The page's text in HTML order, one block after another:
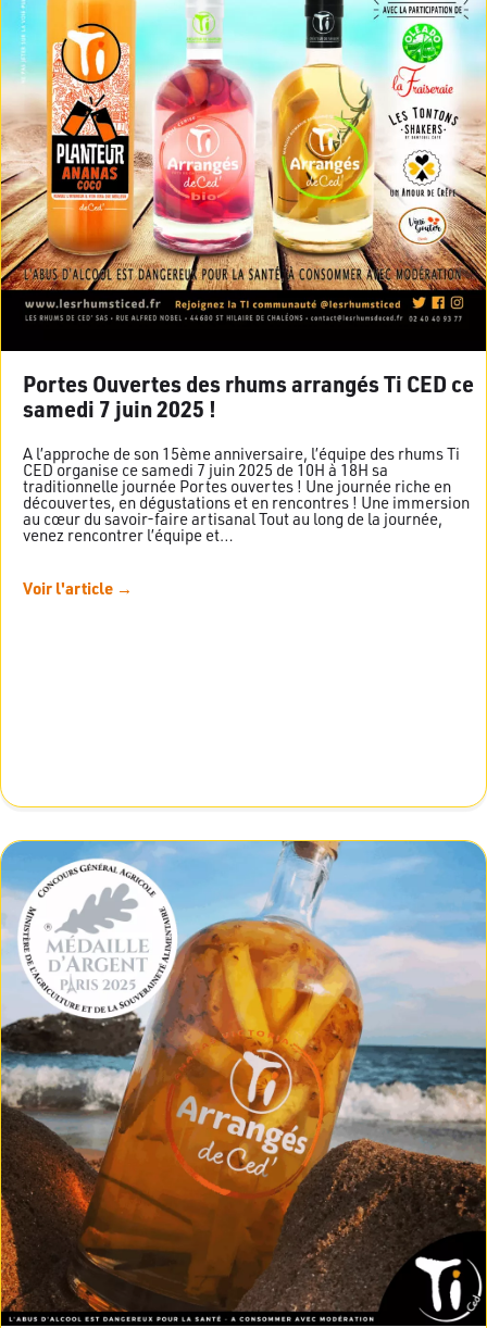
Portes Ouvertes des rhums arrangés Ti CED ce
samedi 7 juin 2025 !
A l’approche de son 15ème anniversaire, l’équipe des rhums Ti
CED organise ce samedi 7 juin 2025 de 10H à 18H sa
traditionnelle journée Portes ouvertes ! Une journée riche en
découvertes, en dégustations et en rencontres ! Une immersion
au cœur du savoir-faire artisanal Tout au long de la journée,
venez rencontrer l’équipe et…
Voir l'article →